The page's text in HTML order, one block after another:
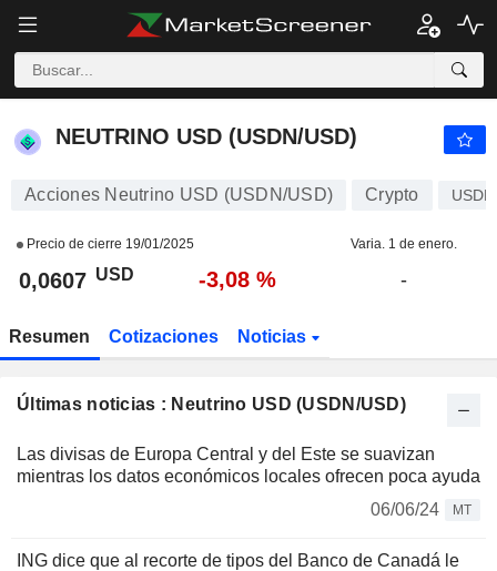
NEUTRINO USD (USDN/USD)
NEUTRINO USD (USDN/USD)
Acciones Neutrino USD (USDN/USD) Crypto
Precio de cierre 19/01/2025 Varia. 1 de enero.
0,0607 USD -3,08 % -
Resumen Cotizaciones Noticias
Últimas noticias : Neutrino USD (USDN/USD)
Las divisas de Europa Central y del Este se suavizan
mientras los datos económicos locales ofrecen poca ayuda
06/06/24
MT
ING dice que al recorte de tipos del Banco de Canadá le